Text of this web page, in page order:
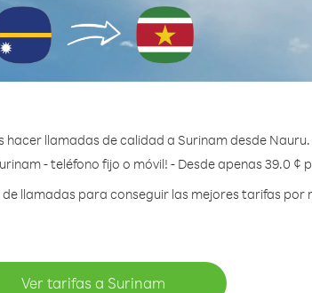
hacer llamadas de calidad a Surinam desde Nauru.
- teléfono fijo o móvil! - Desde apenas 39.0 ¢
llamadas para conseguir las mejores tarifas por
Ver tarifas a Surinam